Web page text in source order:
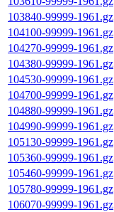
103840-99999-1961.gz
104100-99999-1961.gz
104270-99999-1961.gz
104380-99999-1961.gz
104530-99999-1961.gz
104700-99999-1961.gz
104880-99999-1961.gz
104990-99999-1961.gz
105130-99999-1961.gz
105360-99999-1961.gz
105460-99999-1961.gz
105780-99999-1961.gz
106070-99999-1961.gz